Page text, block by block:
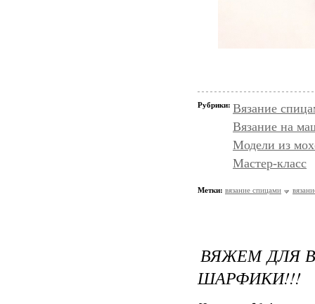
Рубрики: Вязание
Вязание на
Модели из
Мастер-класс
Метки: вязание спицами
ВЯЖЕМ ДЛЯ
ШАРФИКИ!!!